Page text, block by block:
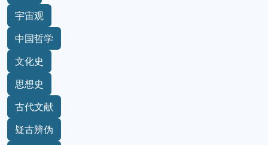
宇宙观
中国哲学
文化史
思想史
古代文献
疑古辨伪